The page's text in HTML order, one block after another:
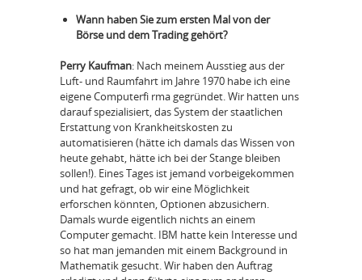
Wann haben Sie zum ersten Mal von der
Börse und dem Trading gehört?
Perry Kaufman: Nach meinem Ausstieg aus der
Luft- und Raumfahrt im Jahre 1970 habe ich eine
eigene Computerfi rma gegründet. Wir hatten uns
darauf spezialisiert, das System der staatlichen
Erstattung von Krankheitskosten zu
automatisieren (hätte ich damals das Wissen von
heute gehabt, hätte ich bei der Stange bleiben
sollen!). Eines Tages ist jemand vorbeigekommen
und hat gefragt, ob wir eine Möglichkeit
erforschen könnten, Optionen abzusichern.
Damals wurde eigentlich nichts an einem
Computer gemacht. IBM hatte kein Interesse und
so hat man jemanden mit einem Background in
Mathematik gesucht. Wir haben den Auftrag